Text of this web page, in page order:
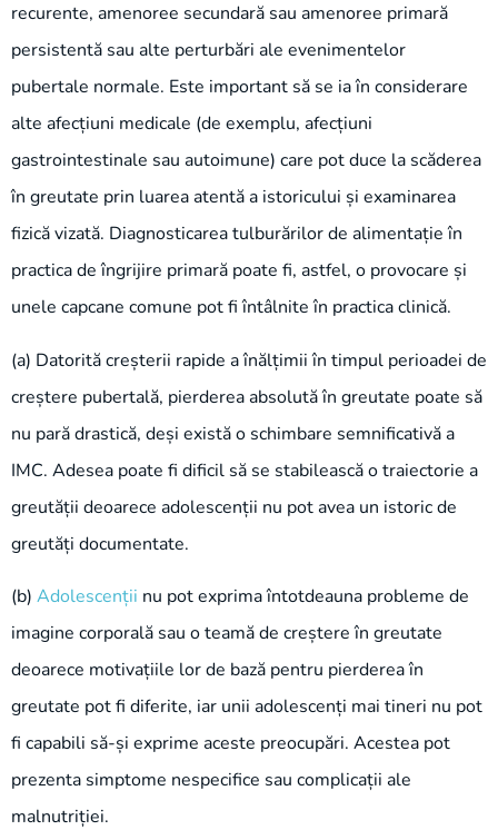
recurente, amenoree secundară sau amenoree primară
persistentă sau alte perturbări ale evenimentelor
pubertale normale. Este important să se ia în considerare
alte afecțiuni medicale (de exemplu, afecțiuni
gastrointestinale sau autoimune) care pot duce la scăderea
în greutate prin luarea atentă a istoricului și examinarea
fizică vizată. Diagnosticarea tulburărilor de alimentație în
practica de îngrijire primară poate fi, astfel, o provocare și
unele capcane comune pot fi întâlnite în practica clinică.
(a) Datorită creșterii rapide a înălțimii în timpul perioadei de
creștere pubertală, pierderea absolută în greutate poate să
nu pară drastică, deși există o schimbare semnificativă a
IMC. Adesea poate fi dificil să se stabilească o traiectorie a
greutății deoarece adolescenții nu pot avea un istoric de
greutăți documentate.
(b) Adolescenții nu pot exprima întotdeauna probleme de
imagine corporală sau o teamă de creștere în greutate
deoarece motivațiile lor de bază pentru pierderea în
greutate pot fi diferite, iar unii adolescenți mai tineri nu pot
fi capabili să-și exprime aceste preocupări. Acestea pot
prezenta simptome nespecifice sau complicații ale
malnutriției.